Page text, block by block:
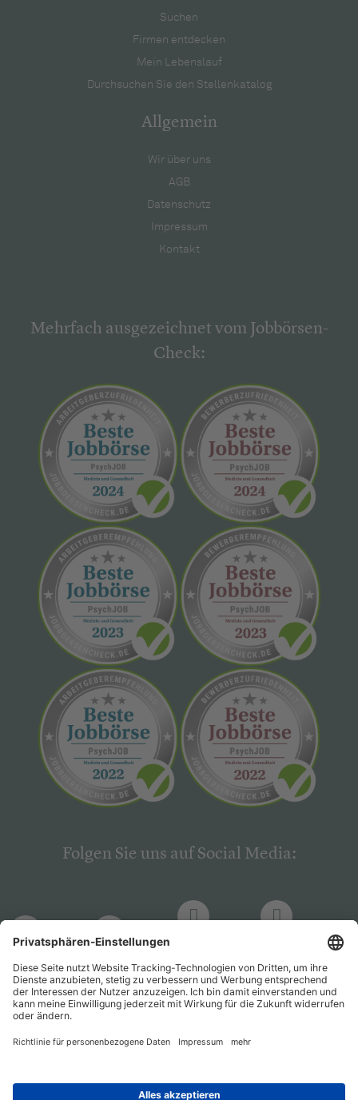
Suchen
Firmen entdecken
Mein Lebenslauf
Durchsuchen Sie den Stellenkatalog
Allgemein
Wir über uns
AGB
Datenschutz
Impressum
Kontakt
Mehrfach ausgezeichnet vom Jobbörsen-
Check:
Folgen Sie uns auf Social Media:
PsychJOB PsychJOB
Hogrefe
Verlag
Hogrefe
Verlag